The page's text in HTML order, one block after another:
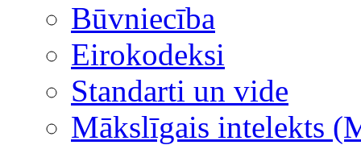
Būvniecība
Eirokodeksi
Standarti un vide
Mākslīgais intelekts